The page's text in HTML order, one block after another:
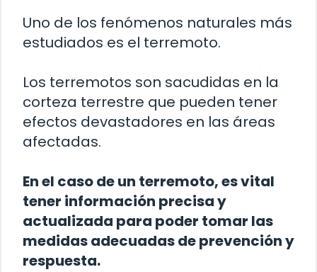
Uno de los fenómenos naturales más
estudiados es el terremoto.
Los terremotos son sacudidas en la
corteza terrestre que pueden tener
efectos devastadores en las áreas
afectadas.
En el caso de un terremoto, es vital
tener información precisa y
actualizada para poder tomar las
medidas adecuadas de prevención y
respuesta.